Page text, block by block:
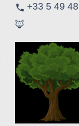
phone +33 5 49
🦊